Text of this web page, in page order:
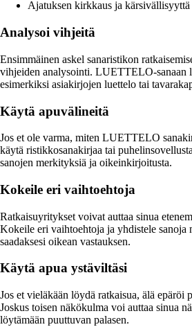
Ajatuksen kirkkaus ja kärsivällisyyttä
Analysoi vihjeitä
Ensimmäinen askel sanaristikon
vihjeiden analysointi. LUETTELO-sanaan
esimerkiksi asiakirjojen luettelo tai
Käytä apuvälineitä
Jos et ole varma, miten LUETTELO
käytä ristikkosanakirjaa tai
sanojen merkityksiä ja oikeinkirjoitusta.
Kokeile eri vaihtoehtoja
Ratkaisuyritykset voivat auttaa sinua
Kokeile eri vaihtoehtoja ja yhdistele
saadaksesi oikean vastauksen.
Käytä apua ystäviltäsi
Jos et vieläkään löydä ratkaisua, älä epäröi
Joskus toisen näkökulma voi auttaa sinua
löytämään puuttuvan palasen.